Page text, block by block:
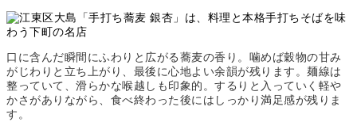
口に含んだ瞬間にふわりと広がる蕎麦の香り。噛めば穀物の甘み
がじわりと立ち上がり、最後に心地よい余韻が残ります。麺線は
整っていて、滑らかな喉越しも印象的。するりと入っていく軽や
かさがありながら、食べ終わった後にはしっかり満足感が残りま
す。